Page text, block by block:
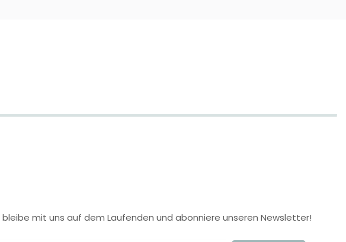
bleibe mit uns auf dem Laufenden und abonniere unseren Newsletter!